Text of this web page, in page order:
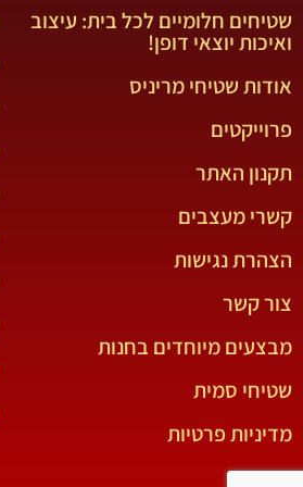
שטיחים חלומיים לכל בית: עיצוב
ואיכות יוצאי דופן!
אודות שטיחי מריניס
פרוייקטים
תקנון האתר
קשרי מעצבים
הצהרת נגישות
צור קשר
מבצעים מיוחדים בחנות
שטיחי סמית
מדיניות פרטיות